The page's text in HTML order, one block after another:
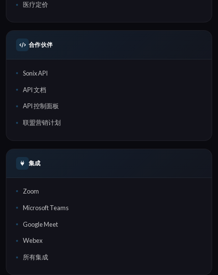
医疗定价
合作伙伴
Sonix API
API 文档
API 控制面板
联盟营销计划
集成
Zoom
Microsoft Teams
Google Meet
Webex
所有集成